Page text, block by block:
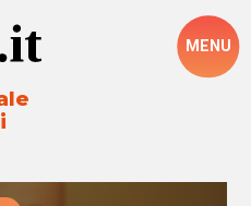
MENU